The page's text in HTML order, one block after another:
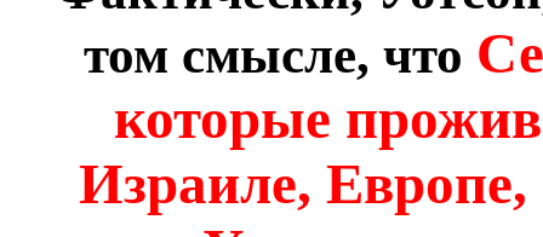
том смысле, что
которые
Израиле,